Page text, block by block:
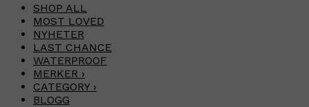
SHOP ALL
MOST LOVED
NYHETER
LAST CHANCE
WATERPROOF
MERKER ›
CATEGORY ›
BLOGG